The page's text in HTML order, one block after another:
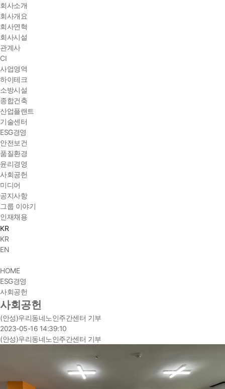
회사소개
회사개요
회사연혁
회사시설
관계사
CI
사업영역
하이테크
소방시설
종합건축
산업플랜트
기술센터
ESG경영
안전보건
품질환경
윤리경영
사회공헌
미디어
공지사항
그룹 이야기
인재채용
KR
KR
EN
HOME
ESG경영
사회공헌
사회공헌
(안성)우리동네노인주간센터 기부
2023-05-16 14:39:10
(안성)우리동네노인주간센터 기부